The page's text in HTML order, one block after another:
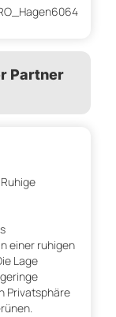
Partner
einer ruhigen
Lage
Privatsphäre